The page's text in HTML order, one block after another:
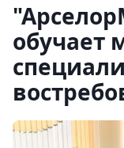
обучает